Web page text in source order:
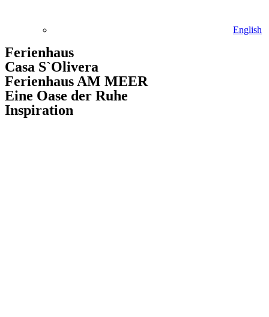
English
Ferienhaus
Casa S`Olivera
Ferienhaus AM MEER
Eine Oase der Ruhe
Inspiration